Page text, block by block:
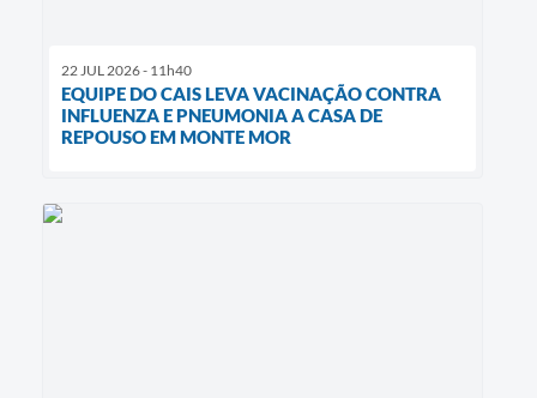
22 JUL 2026 - 11h40
EQUIPE DO CAIS LEVA VACINAÇÃO CONTRA
INFLUENZA E PNEUMONIA A CASA DE
REPOUSO EM MONTE MOR